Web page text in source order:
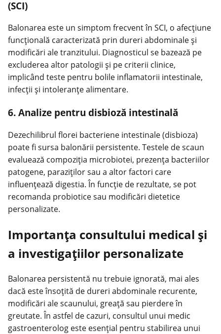
(SCI)
Balonarea este un simptom frecvent în SCI, o afecţiune
funcţională caracterizată prin dureri abdominale şi
modificări ale tranzitului. Diagnosticul se bazează pe
excluderea altor patologii şi pe criterii clinice,
implicând teste pentru bolile inflamatorii intestinale,
infecţii şi intoleranţe alimentare.
6. Analize pentru disbioză intestinală
Dezechilibrul florei bacteriene intestinale (disbioza)
poate fi sursa balonării persistente. Testele de scaun
evaluează compoziţia microbiotei, prezenţa bacteriilor
patogene, paraziţilor sau a altor factori care
influenţează digestia. În funcţie de rezultate, se pot
recomanda probiotice sau modificări dietetice
personalizate.
Importanţa consultului medical şi
a investigaţiilor personalizate
Balonarea persistentă nu trebuie ignorată, mai ales
dacă este însoţită de dureri abdominale recurente,
modificări ale scaunului, greaţă sau pierdere în
greutate. În astfel de cazuri, consultul unui medic
gastroenterolog este esenţial pentru stabilirea unui